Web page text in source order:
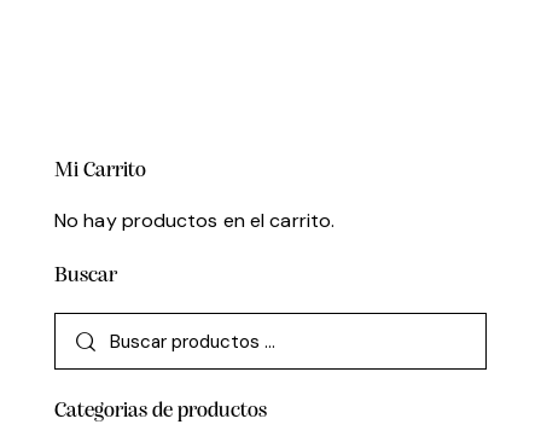
Mi Carrito
No hay productos en el carrito.
Buscar
Categorias de productos